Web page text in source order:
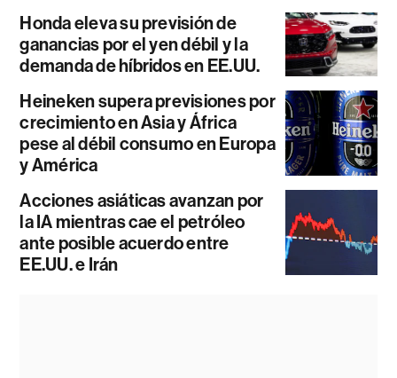
Honda eleva su previsión de
ganancias por el yen débil y la
demanda de híbridos en EE.UU.
Heineken supera previsiones por
crecimiento en Asia y África
pese al débil consumo en Europa
y América
Acciones asiáticas avanzan por
la IA mientras cae el petróleo
ante posible acuerdo entre
EE.UU. e Irán